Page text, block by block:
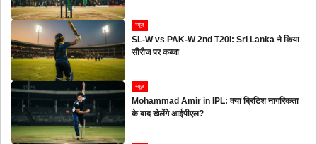
न्यूज
SL-W vs PAK-W 2nd T20I: Sri Lanka ने किया
सीरीज पर कब्जा
न्यूज
Mohammad Amir in IPL: क्या ब्रिटिश नागरिकता
के बाद खेलेंगे आईपीएल?